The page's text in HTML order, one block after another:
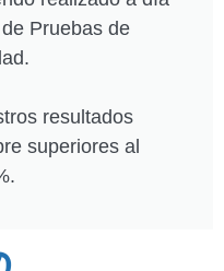
Pruebas de
resultados
superiores al